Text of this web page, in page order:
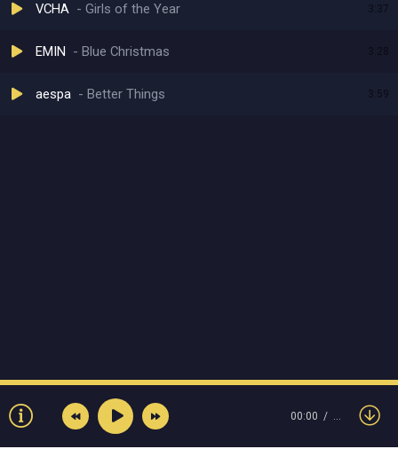
VCHA Girls of the Year 3:37
EMIN Blue Christmas
aespa Better Things 3:59
00:00 …